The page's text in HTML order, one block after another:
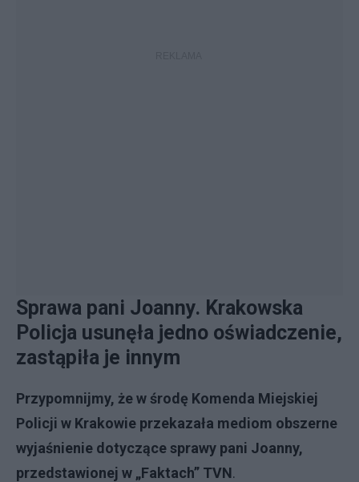
Sprawa pani Joanny. Krakowska
Policja usunęła jedno oświadczenie,
zastąpiła je innym
Przypomnijmy, że w środę Komenda Miejskiej
Policji w Krakowie przekazała mediom obszerne
wyjaśnienie dotyczące sprawy pani Joanny,
przedstawionej w „Faktach” TVN.